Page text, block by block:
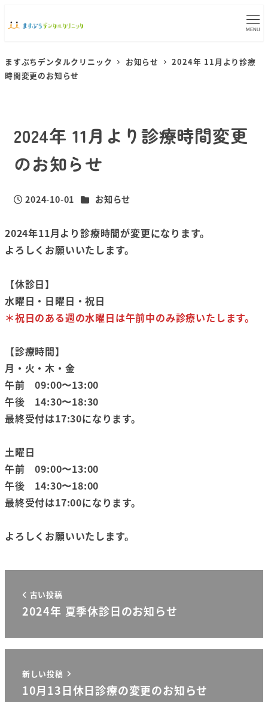
MENU
ますぶちデンタルクリニック お知らせ
2024年 11月より診療
時間変更のお知らせ
2024年 11月より診療時間変更
のお知らせ
投稿日
2024-10-01 カテゴリー
お知らせ
2024年11月より診療時間が変更になります。
よろしくお願いいたします。
【休診日】
水曜日・日曜日・祝日
＊祝日のある週の水曜日は午前中のみ診療いたします。
【診療時間】
月・火・木・金
午前 09:00〜13:00
午後 14:30〜18:30
最終受付は17:30になります。
土曜日
午前 09:00〜13:00
午後 14:30〜18:00
最終受付は17:00になります。
よろしくお願いいたします。
古い投稿
2024年 夏季休診日のお知らせ
新しい投稿
10月13日休日診療の変更のお知らせ